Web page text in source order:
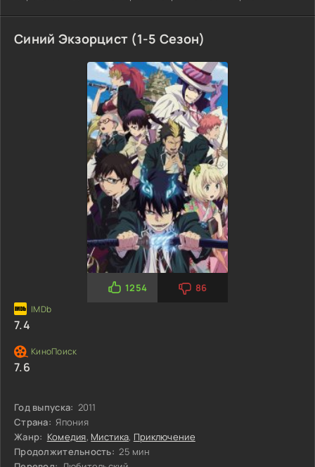
На передний план выходит гениальная диагност Такао
Синий Экзорцист (1-5 Сезон)
Год выпуска: 2011
Страна: Япония
Жанр: Комедия, Мистика, Приключение
Продолжительность: 25 мин
1254 86
7.4
7.6